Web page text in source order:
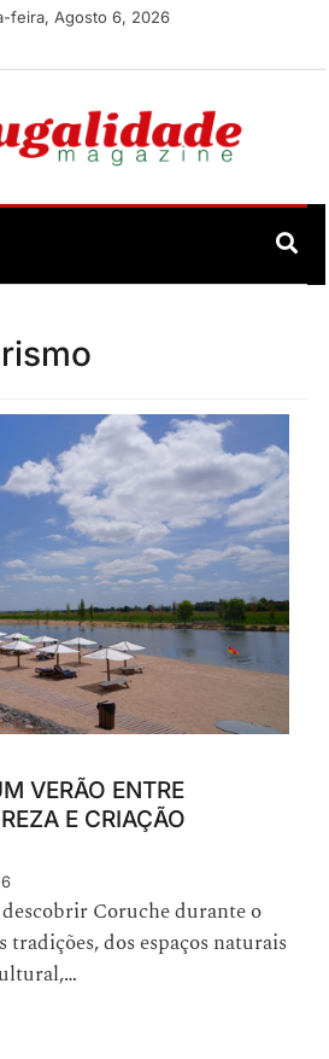
feira, Agosto 6, 2026
VERÃO ENTRE
E CRIAÇÃO
Coruche durante o
tradições, dos espaços naturais